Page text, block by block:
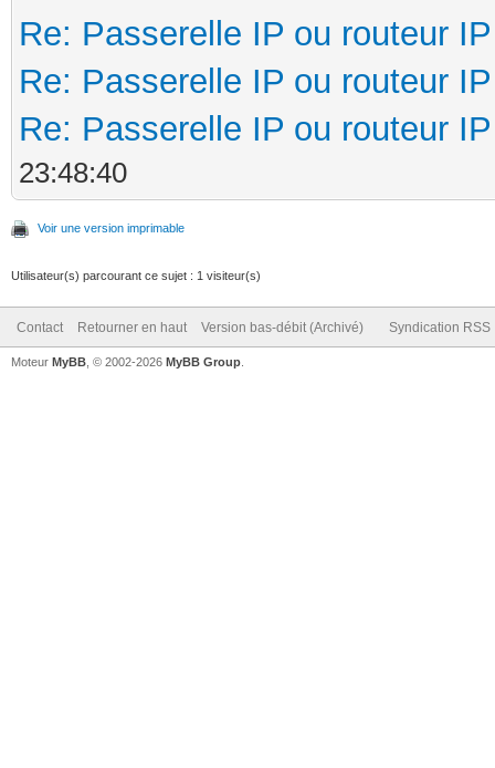
Re: Passerelle IP ou routeur
Re: Passerelle IP ou routeur
Re: Passerelle IP ou routeur
23:48:40
Voir une version imprimable
Utilisateur(s) parcourant ce sujet : 1 visiteur(s)
Contact Retourner en haut Version bas-débit (Archivé) Syndication RSS
Moteur MyBB , © 2002-2026 MyBB Group